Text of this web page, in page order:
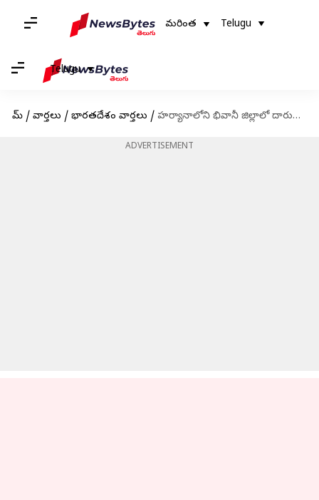
మరింత Telugu
Telugu
హోమ్ / వార్తలు / భారతదేశం వార్తలు / హర్యానాలోని భివానీ జిల్లాలో దారుణం.. ఇద్దరు సజీవదహనం
ADVERTISEMENT